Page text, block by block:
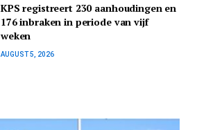
KPS registreert 230 aanhoudingen en
176 inbraken in periode van vijf
weken
AUGUST 5, 2026